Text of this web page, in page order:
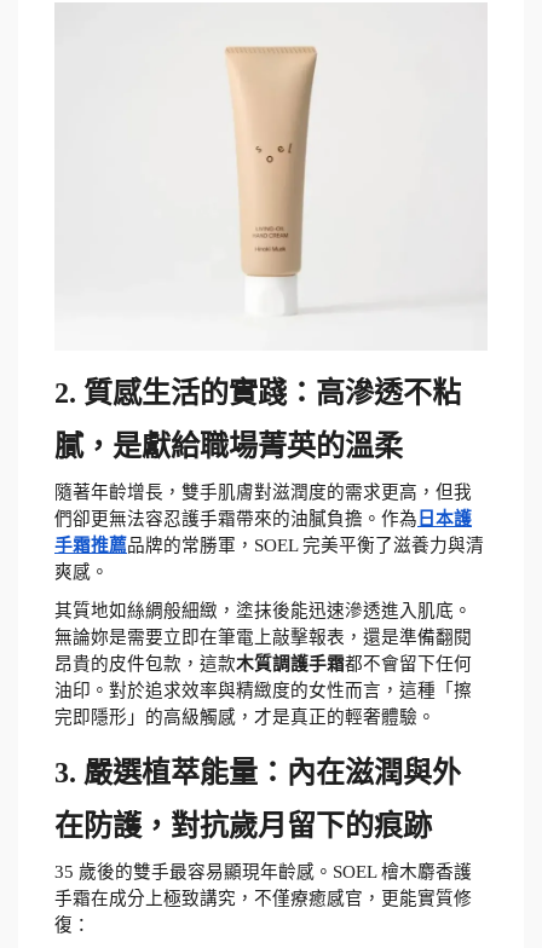
2. 質感生活的實踐：高滲透不粘
膩，是獻給職場菁英的溫柔
隨著年齡增長，雙手肌膚對滋潤度的需求更高，但我
們卻更無法容忍護手霜帶來的油膩負擔。作為 日本護
手霜推薦品牌的常勝軍，SOEL 完美平衡了滋養力與清
爽感。
其質地如絲綢般細緻，塗抹後能迅速滲透進入肌底。
無論妳是需要立即在筆電上敲擊報表，還是準備翻閱
昂貴的皮件包款，這款木質調護手霜都不會留下任何
油印。對於追求效率與精緻度的女性而言，這種「擦
完即隱形」的高級觸感，才是真正的輕奢體驗。
3. 嚴選植萃能量：內在滋潤與外
在防護，對抗歲月留下的痕跡
35 歲後的雙手最容易顯現年齡感。SOEL 檜木麝香護
手霜在成分上極致講究，不僅療癒感官，更能實質修
復：